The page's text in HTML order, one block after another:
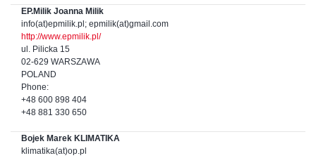
EP.Milik Joanna Milik
info(at)epmilik.pl; epmilik(at)gmail.com
http://www.epmilik.pl/
ul. Pilicka 15
02-629 WARSZAWA
POLAND
Phone:
+48 600 898 404
+48 881 330 650
Bojek Marek KLIMATIKA
klimatika(at)op.pl